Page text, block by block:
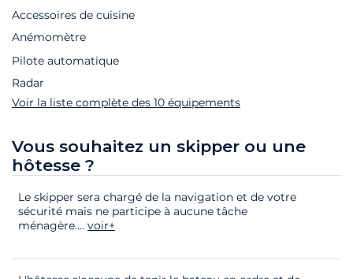
Accessoires de cuisine
Anémomètre
Pilote automatique
Radar
Voir la liste complète des 10 équipements
Vous souhaitez un skipper ou une
hôtesse ?
Le skipper sera chargé de la navigation et de votre
sécurité mais ne participe à aucune tâche
ménagère.... voir+